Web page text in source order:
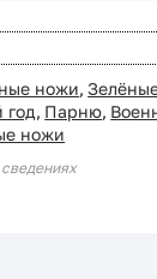
ножи,
год, Парню,
ножи